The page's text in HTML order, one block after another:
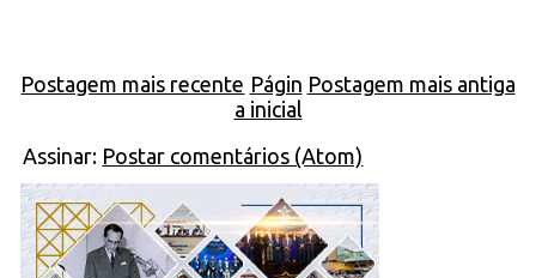
Postagem mais recente Postagem mais antiga
Págin
a inicial
Assinar: Postar comentários (Atom)